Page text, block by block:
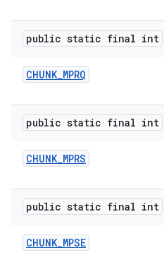
public static final int
CHUNK_MPRQ
public static final int
CHUNK_MPRS
public static final int
CHUNK_MPSE